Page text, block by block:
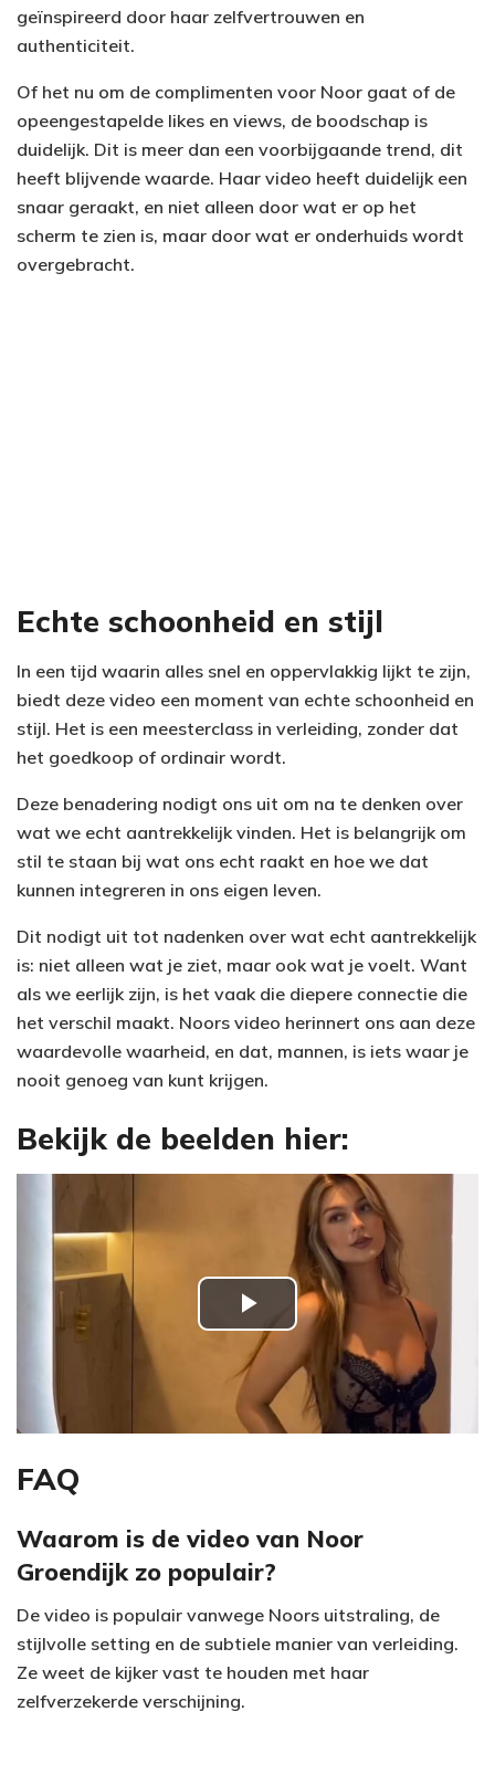
geïnspireerd door haar zelfvertrouwen en
authenticiteit.
Of het nu om de complimenten voor Noor gaat of de
opeengestapelde likes en views, de boodschap is
duidelijk. Dit is meer dan een voorbijgaande trend, dit
heeft blijvende waarde. Haar video heeft duidelijk een
snaar geraakt, en niet alleen door wat er op het
scherm te zien is, maar door wat er onderhuids wordt
overgebracht.
Echte schoonheid en stijl
In een tijd waarin alles snel en oppervlakkig lijkt te zijn,
biedt deze video een moment van echte schoonheid en
stijl. Het is een meesterclass in verleiding, zonder dat
het goedkoop of ordinair wordt.
Deze benadering nodigt ons uit om na te denken over
wat we echt aantrekkelijk vinden. Het is belangrijk om
stil te staan bij wat ons echt raakt en hoe we dat
kunnen integreren in ons eigen leven.
Dit nodigt uit tot nadenken over wat echt aantrekkelijk
is: niet alleen wat je ziet, maar ook wat je voelt. Want
als we eerlijk zijn, is het vaak die diepere connectie die
het verschil maakt. Noors video herinnert ons aan deze
waardevolle waarheid, en dat, mannen, is iets waar je
nooit genoeg van kunt krijgen.
Bekijk de beelden hier:
P
l
a
V
i
d
e
FAQ
Waarom is de video van Noor
Groendijk zo populair?
De video is populair vanwege Noors uitstraling, de
stijlvolle setting en de subtiele manier van verleiding.
Ze weet de kijker vast te houden met haar
zelfverzekerde verschijning.